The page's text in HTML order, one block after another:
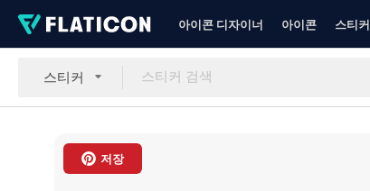
아이콘 디자이너 아이콘 스티커
스티커
저장